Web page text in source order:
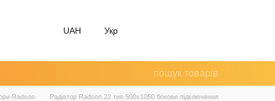
UAH Укр
Radson Радіатор Radson 22 тип 500х1050 бокове підключення